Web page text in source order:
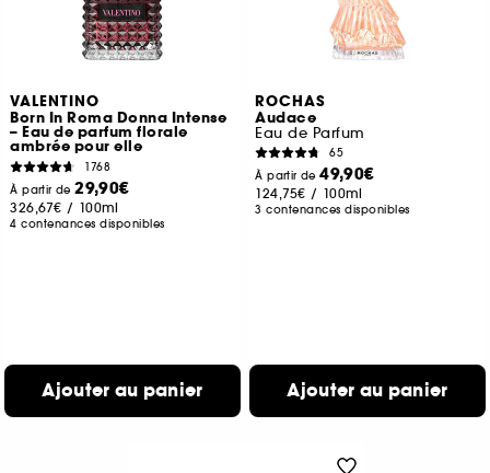
VALENTINO
Born In Roma Donna Intense
– Eau de parfum florale
ambrée pour elle
1768
À partir de29,90€
326,67€ / 100ml
4 contenances disponibles
Ajouter au panier
ROCHAS
Audace
Eau de Parfum
65
À partir de49,90€
124,75€ / 100ml
3 contenances disponibles
Ajouter au panier